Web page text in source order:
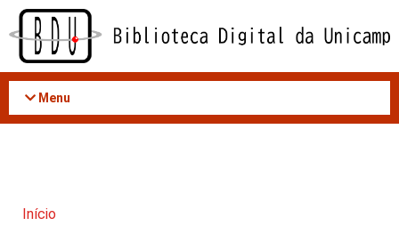
Acessar
conteúdo
Menu
Início